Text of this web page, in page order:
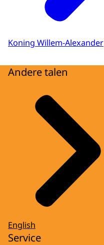
Koning Willem-Alexander
Andere talen
English
Service